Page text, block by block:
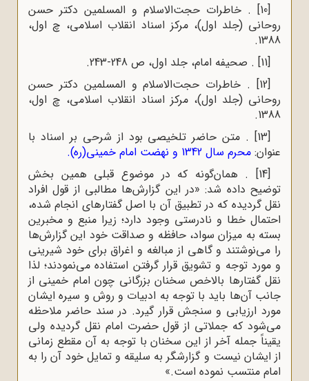
[10] . خاطرات‌ حجت‌الاسلام‌ و المسلمین‌ دکتر حسن‌
روحانی‌ (جلد اول)، مرکز اسناد انقلاب اسلامی، چ اول،
1388.
[11] . صحیفه امام، جلد اول، ص 248-243.
[12] . خاطرات‌ حجت‌الاسلام‌ و المسلمین‌ دکتر حسن‌
روحانی‌ (جلد اول)، مرکز اسناد انقلاب اسلامی، چ اول،
1388.
[13] . متن حاضر تلخیصی بود از شرحی بر اسناد با
عنوان: محرم سال 1342 و نهضت امام خمینی(ره)
.
[14] . همان‌گونه که در موضوع قبلی همین بخش
توضیح داده شد: «در این گزارش‌ها مطالبی از قول افراد
نقل گردیده که در تطبیق آن با اصل گفتارهای انجام شده،
احتمال خطا و نادرستی وجود دارد؛ زیرا منبع و مخبرین
بسته به میزان سواد، حافظه و صداقت خود این گزارش‌ها
را می‌نوشتند و گاهی از مبالغه و اغراق برای خود شیرینی
و مورد توجه و تشویق قرار گرفتن استفاده می‌نمودند؛ لذا
نقل گفتارها بالاخص سخنان بزرگانی چون امام خمینی از
جانب آن‌ها باید با توجه به ادبیات و روش و سیره ایشان
مورد ارزیابی و سنجش قرار گیرد. در سند حاضر ملاحظه
می‌شود که جملاتی از قول حضرت امام نقل گردیده ولی
یقیناً جمله آخر از این سخنان با توجه به آن مقطع زمانی
از ایشان نیست و گزارشگر به سلیقه و تمایل خود آن را به
امام منتسب نموده است.»